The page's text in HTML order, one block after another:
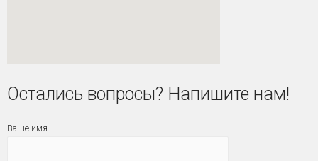
Остались вопросы? Напишите нам!
Ваше имя